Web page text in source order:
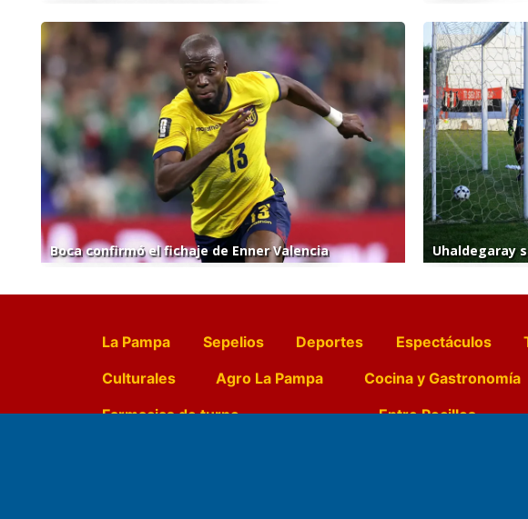
Boca confirmó el fichaje de Enner Valencia Uhaldegaray
La Pampa Sepelios Deportes Espectáculos
Culturales
Agro La Pampa Cocina y Gastronomía
Farmacias de turno
Entre Pocillos